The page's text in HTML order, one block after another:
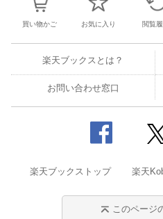
買い物かご お気に入り 閲覧
楽天ブックスとは？
お問い合わせ窓口
楽天ブックストップ 楽天
このページ